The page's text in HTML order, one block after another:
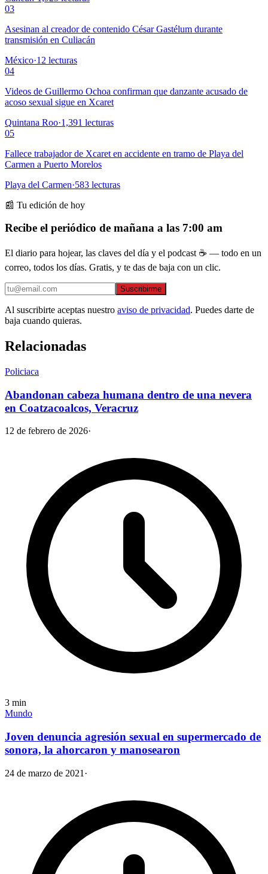
03
Asesinan al creador de contenido César Gastélum durante
transmisión en Culiacán
México·12 lecturas
04
Videos de Guillermo Ochoa confirman que danzante acusado de
acoso sexual sigue en Xcaret
Quintana Roo·1,391 lecturas
05
Fallece trabajador de Xcaret en accidente en tramo de Playa del
Carmen a Puerto Morelos
Playa del Carmen·583 lecturas
📰 Tu edición de hoy
Recibe el periódico de mañana a las 7:00 am
El diario para hojear, las claves del día y el podcast ☕ — todo en un
correo, todos los días. Gratis, y te das de baja con un clic.
Suscribirme
Al suscribirte aceptas nuestro aviso de privacidad. Puedes darte de
baja cuando quieras.
Relacionadas
Policiaca
Abandonan cabeza humana dentro de una nevera
en Coatzacoalcos, Veracruz
12 de febrero de 2026·
3 min
Mundo
Joven denuncia agresión sexual en supermercado de
sonora, la ahorcaron y manosearon
24 de marzo de 2021 ·